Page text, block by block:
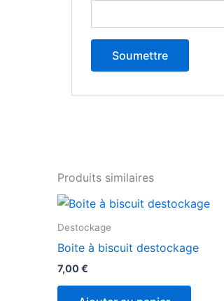
Produits similaires
Destockage
Boite à biscuit destockage
7,00€